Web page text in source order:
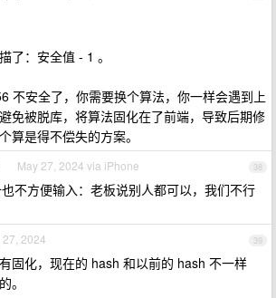
了：安全值 - 1 。
不安全了，你需要换个算法，你一样会遇到上
免被脱库，将算法固化在了前端，导致后期修
算是得不偿失的方案。
38
May 27, 2024 via iPhone
不方便输入：老板说别人都可以，我们不行
39
27, 2024
固化，现在的 hash 和以前的 hash 不一样
。